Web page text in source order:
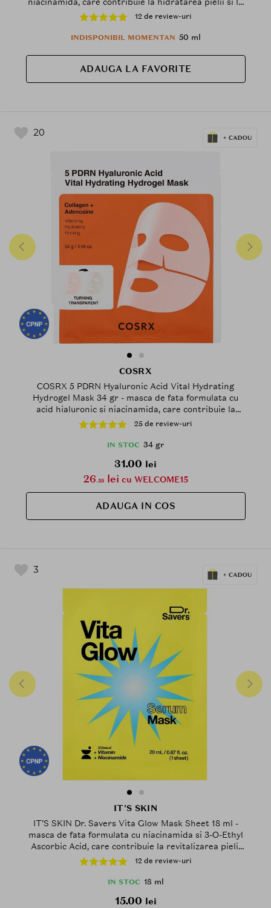
mentinerea confortului cutanat
12 de review-uri
INDISPONIBIL MOMENTAN 50 ml
ADAUGA LA FAVORITE
20
COSRX
COSRX 5 PDRN Hyaluronic Acid Vital Hydrating
Hydrogel Mask 34 gr - masca de fata formulata cu
acid hialuronic si niacinamida, care contribuie la
hidratarea pielii si la mentinerea unui aspect mai
luminos si mai uniform
25 de review-uri
IN STOC 34 gr
31.00 lei
26.35lei cu WELCOME15
ADAUGA IN COS
3
IT'S SKIN
IT'S SKIN Dr. Savers Vita Glow Mask Sheet 18 ml -
masca de fata formulata cu niacinamida si 3-O-Ethyl
Ascorbic Acid, care contribuie la revitalizarea pielii
terne si la uniformizarea nuantei tenului
12 de review-uri
IN STOC 18 ml
15.00 lei